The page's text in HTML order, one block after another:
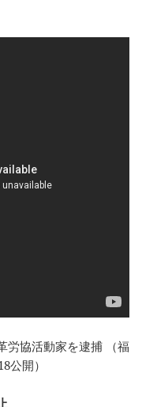
労協活動家を逮捕 （福
公開）